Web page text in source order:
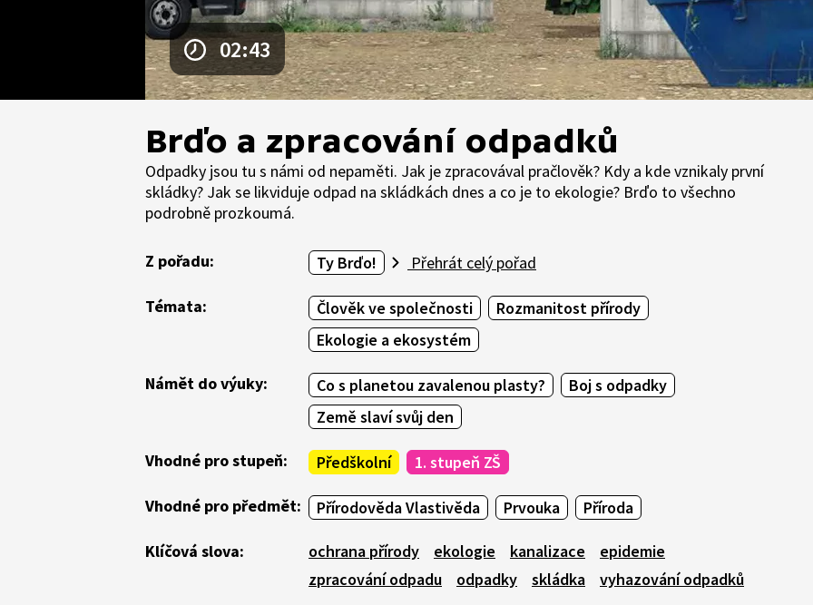
02:43
Brďo a zpracování odpadků
Odpadky jsou tu s námi od nepaměti. Jak je zpracovával pračlověk? Kdy a kde vznikaly první
skládky? Jak se likviduje odpad na skládkách dnes a co je to ekologie? Brďo to všechno
podrobně prozkoumá.
Z pořadu: Ty Brďo! Přehrát celý pořad
Témata: Člověk ve společnosti
Rozmanitost přírody
Ekologie a ekosystém
Námět do výuky: Co s planetou zavalenou plasty?
Boj s odpadky
Země slaví svůj den
Vhodné pro stupeň: Předškolní 1. stupeň ZŠ
Vhodné pro předmět: Přírodověda Vlastivěda Prvouka Příroda
Klíčová slova: ochrana přírody ekologie kanalizace
epidemie
zpracování odpadu
odpadky skládka vyhazování odpadků